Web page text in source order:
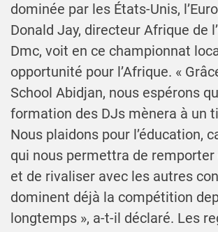
dominée par les États-Unis,
Donald Jay, directeur Afrique de
Dmc, voit en ce championnat
opportunité pour l’Afrique. «
School Abidjan, nous espérons
formation des DJs mènera à un
Nous plaidons pour l’éducation,
qui nous permettra de
et de rivaliser avec les autres
dominent déjà la compétition
longtemps », a-t-il déclaré. Les